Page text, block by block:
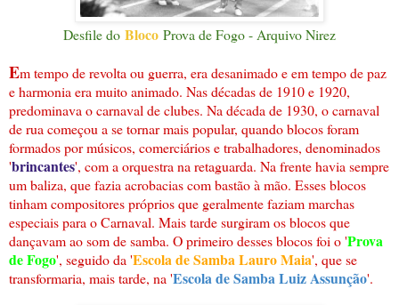
Desfile do Bloco Prova de Fogo - Arquivo Nirez
Em tempo de revolta ou guerra, era desanimado e em tempo de paz
e harmonia era muito animado. Nas décadas de 1910 e 1920,
predominava o carnaval de clubes. Na década de 1930, o carnaval
de rua começou a se tornar mais popular, quando blocos foram
formados por músicos, comerciários e trabalhadores, denominados
'brincantes', com a orquestra na retaguarda. Na frente havia sempre
um baliza, que fazia acrobacias com bastão à mão. Esses blocos
tinham compositores próprios que geralmente faziam marchas
especiais para o Carnaval. Mais tarde surgiram os blocos que
dançavam ao som de samba. O primeiro desses blocos foi o 'Prova
de Fogo', seguido da 'Escola de Samba Lauro Maia', que se
transformaria, mais tarde, na 'Escola de Samba Luiz Assunção'.